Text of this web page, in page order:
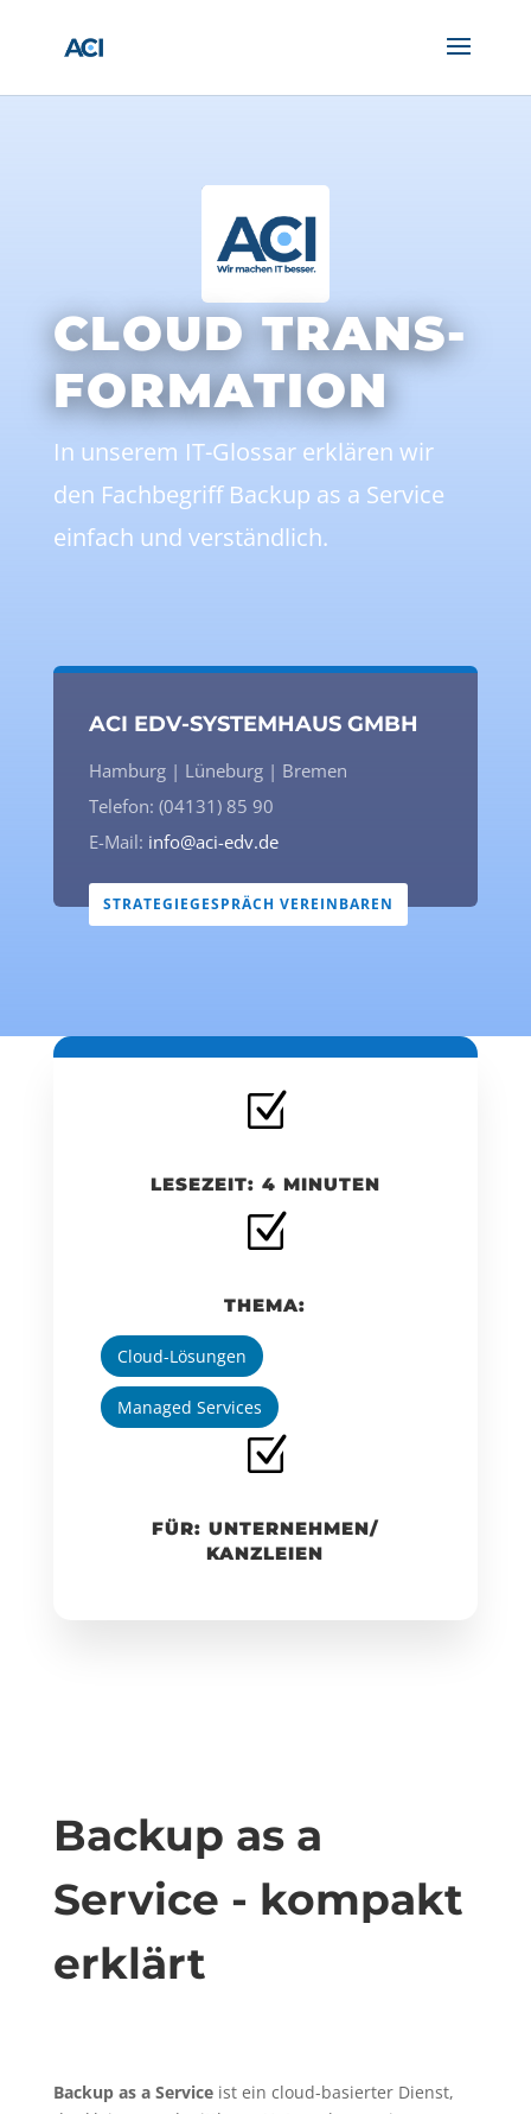
CLOUD TRANS-
FORMATION
In unserem IT-Glossar erklären wir
den Fachbegriff Backup as a Service
einfach und verständlich.
ACI EDV-SYSTEMHAUS GMBH
Hamburg | Lüneburg | Bremen
Telefon: (04131) 85 90
E-Mail: info@aci-edv.de
STRATEGIEGESPRÄCH VEREINBAREN
Z
LESEZEIT: 4 MINUTEN
Z
THEMA:
Cloud-Lösungen
Managed Services
Z
FÜR: UNTERNEHMEN/
KANZLEIEN
Backup as a
Service - kompakt
erklärt
Backup as a Serviceist ein cloud-basierter Dienst,